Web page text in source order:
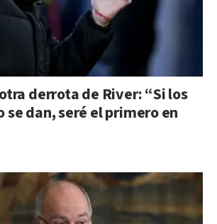
derrota de River: “Si los
se dan, seré el primero en